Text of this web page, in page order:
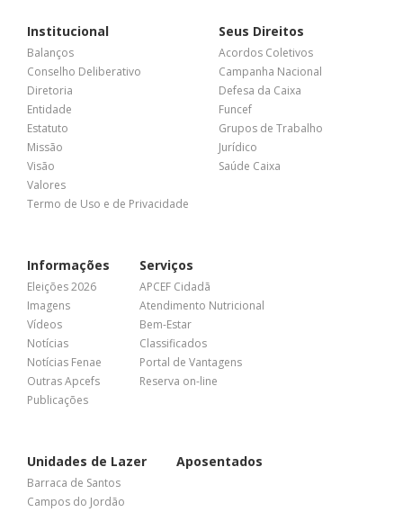
Institucional
Balanços
Conselho Deliberativo
Diretoria
Entidade
Estatuto
Missão
Visão
Valores
Termo de Uso e de Privacidade
Seus Direitos
Acordos Coletivos
Campanha Nacional
Defesa da Caixa
Funcef
Grupos de Trabalho
Jurídico
Saúde Caixa
Informações
Eleições 2026
Imagens
Vídeos
Notícias
Notícias Fenae
Outras Apcefs
Publicações
Serviços
APCEF Cidadã
Atendimento Nutricional
Bem-Estar
Classificados
Portal de Vantagens
Reserva on-line
Unidades de Lazer
Barraca de Santos
Campos do Jordão
Aposentados